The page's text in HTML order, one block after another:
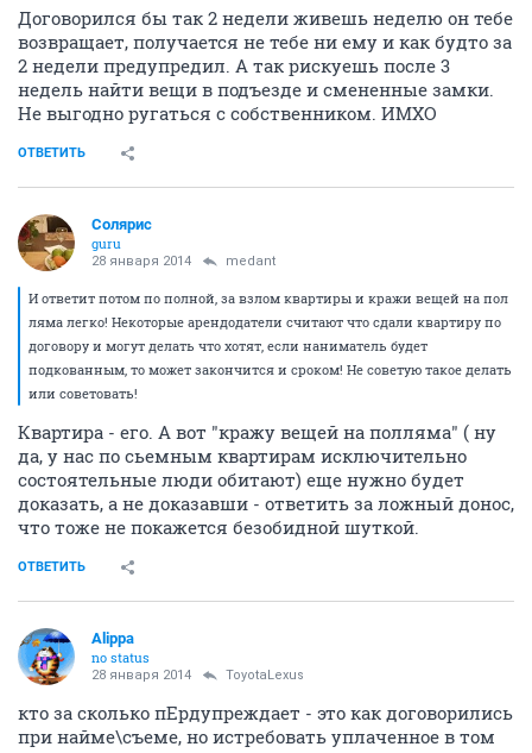
Договорился бы так 2 недели живешь неделю он тебе
возвращает, получается не тебе ни ему и как будто за
2 недели предупредил. А так рискуешь после 3
недель найти вещи в подъезде и смененные замки.
Не выгодно ругаться с собственником. ИМХО
ОТВЕТИТЬ
Солярис
guru
28 января 2014 medant
И ответит потом по полной, за взлом квартиры и кражи вещей на пол
ляма легко! Некоторые арендодатели считают что сдали квартиру по
договору и могут делать что хотят, если наниматель будет
подкованным, то может закончится и сроком! Не советую такое делать
или советовать!
Квартира - его. А вот "кражу вещей на полляма" ( ну
да, у нас по сьемным квартирам исключительно
состоятельные люди обитают) еще нужно будет
доказать, а не доказавши - ответить за ложный донос,
что тоже не покажется безобидной шуткой.
ОТВЕТИТЬ
Alippa
no status
28 января 2014 ToyotaLexus
кто за сколько пЕрдупреждает - это как договорились
при найме\съеме, но истребовать уплаченное в том